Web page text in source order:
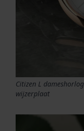
Citizen L
wijzerplaat